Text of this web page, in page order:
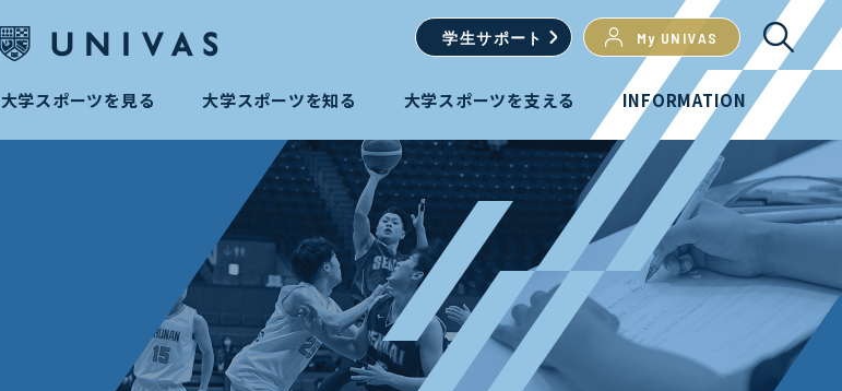
学生サポート My UNIVAS
大学スポーツを見る 大学スポーツを知る 大学スポーツを支える INFORMATION